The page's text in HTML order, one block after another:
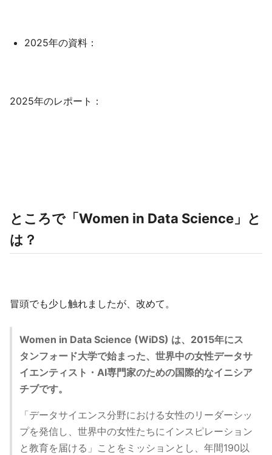
2025年の資料：
2025年のレポート：
ところで「Women in Data Science」と
は？
冒頭でも少し触れましたが、改めて。
Women in Data Science (WiDS) は、2015年にス
タンフォード大学で始まった、世界中の女性データサ
イエンティスト・AI専門家のための国際的なイニシア
チブです。
「データサイエンス分野における女性のリーダーシッ
プを発信し、世界中の女性たちにインスピレーション
と教育を届ける」ことをミッションとし、年間190以